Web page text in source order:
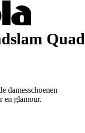
Quad
damesschoenen
en glamour.